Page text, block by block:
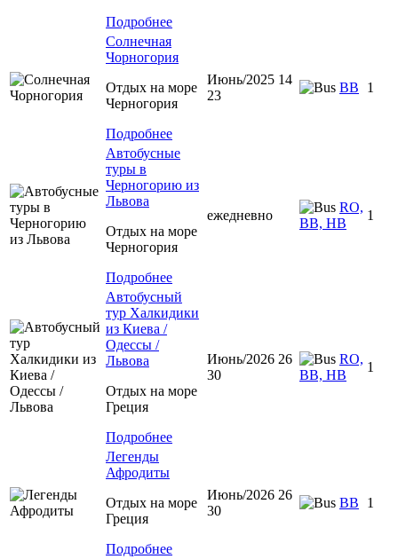
Подробнее
Солнечная
Чорногория
Отдых на море
Черногория
Подробнее
Июнь/2025 14
23
BB 1
Автобусные
туры в
Черногорию из
Львова
Отдых на море
Черногория
Подробнее
ежедневно
RO,
BB, HB
1
Автобусный
тур Халкидики
из Киева /
Одессы /
Львова
Отдых на море
Греция
Подробнее
Июнь/2026 26
30
RO,
BB, HB
1
Легенды
Афродиты
Отдых на море
Греция
Подробнее
Июнь/2026 26
30
ВВ 1